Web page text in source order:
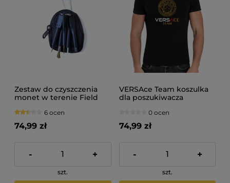
Zestaw do czyszczenia
monet w terenie Field
6 ocen
74,99 zł
- +
szt.
VERSAce Team koszulka
dla poszukiwacza
0 ocen
74,99 zł
- +
szt.